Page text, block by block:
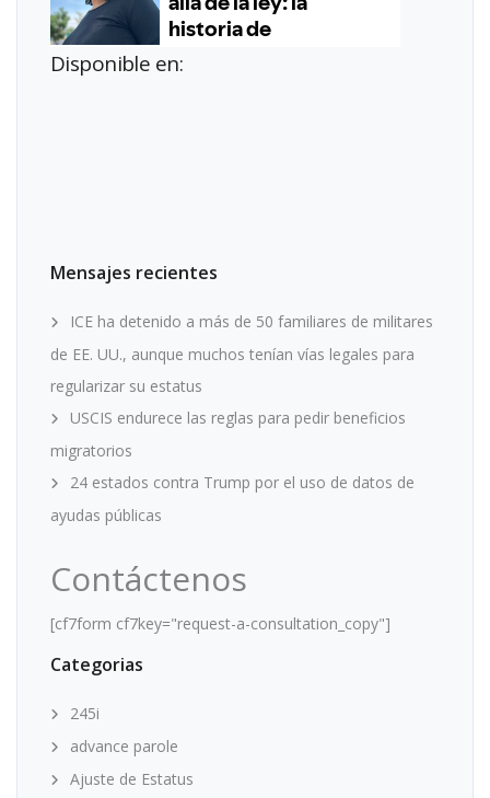
Disponible en:
Mensajes recientes
ICE ha detenido a más de 50 familiares de militares
de EE. UU., aunque muchos tenían vías legales para
regularizar su estatus
USCIS endurece las reglas para pedir beneficios
migratorios
24 estados contra Trump por el uso de datos de
ayudas públicas
Contáctenos
[cf7form cf7key="request-a-consultation_copy"]
Categorias
245i
advance parole
Ajuste de Estatus